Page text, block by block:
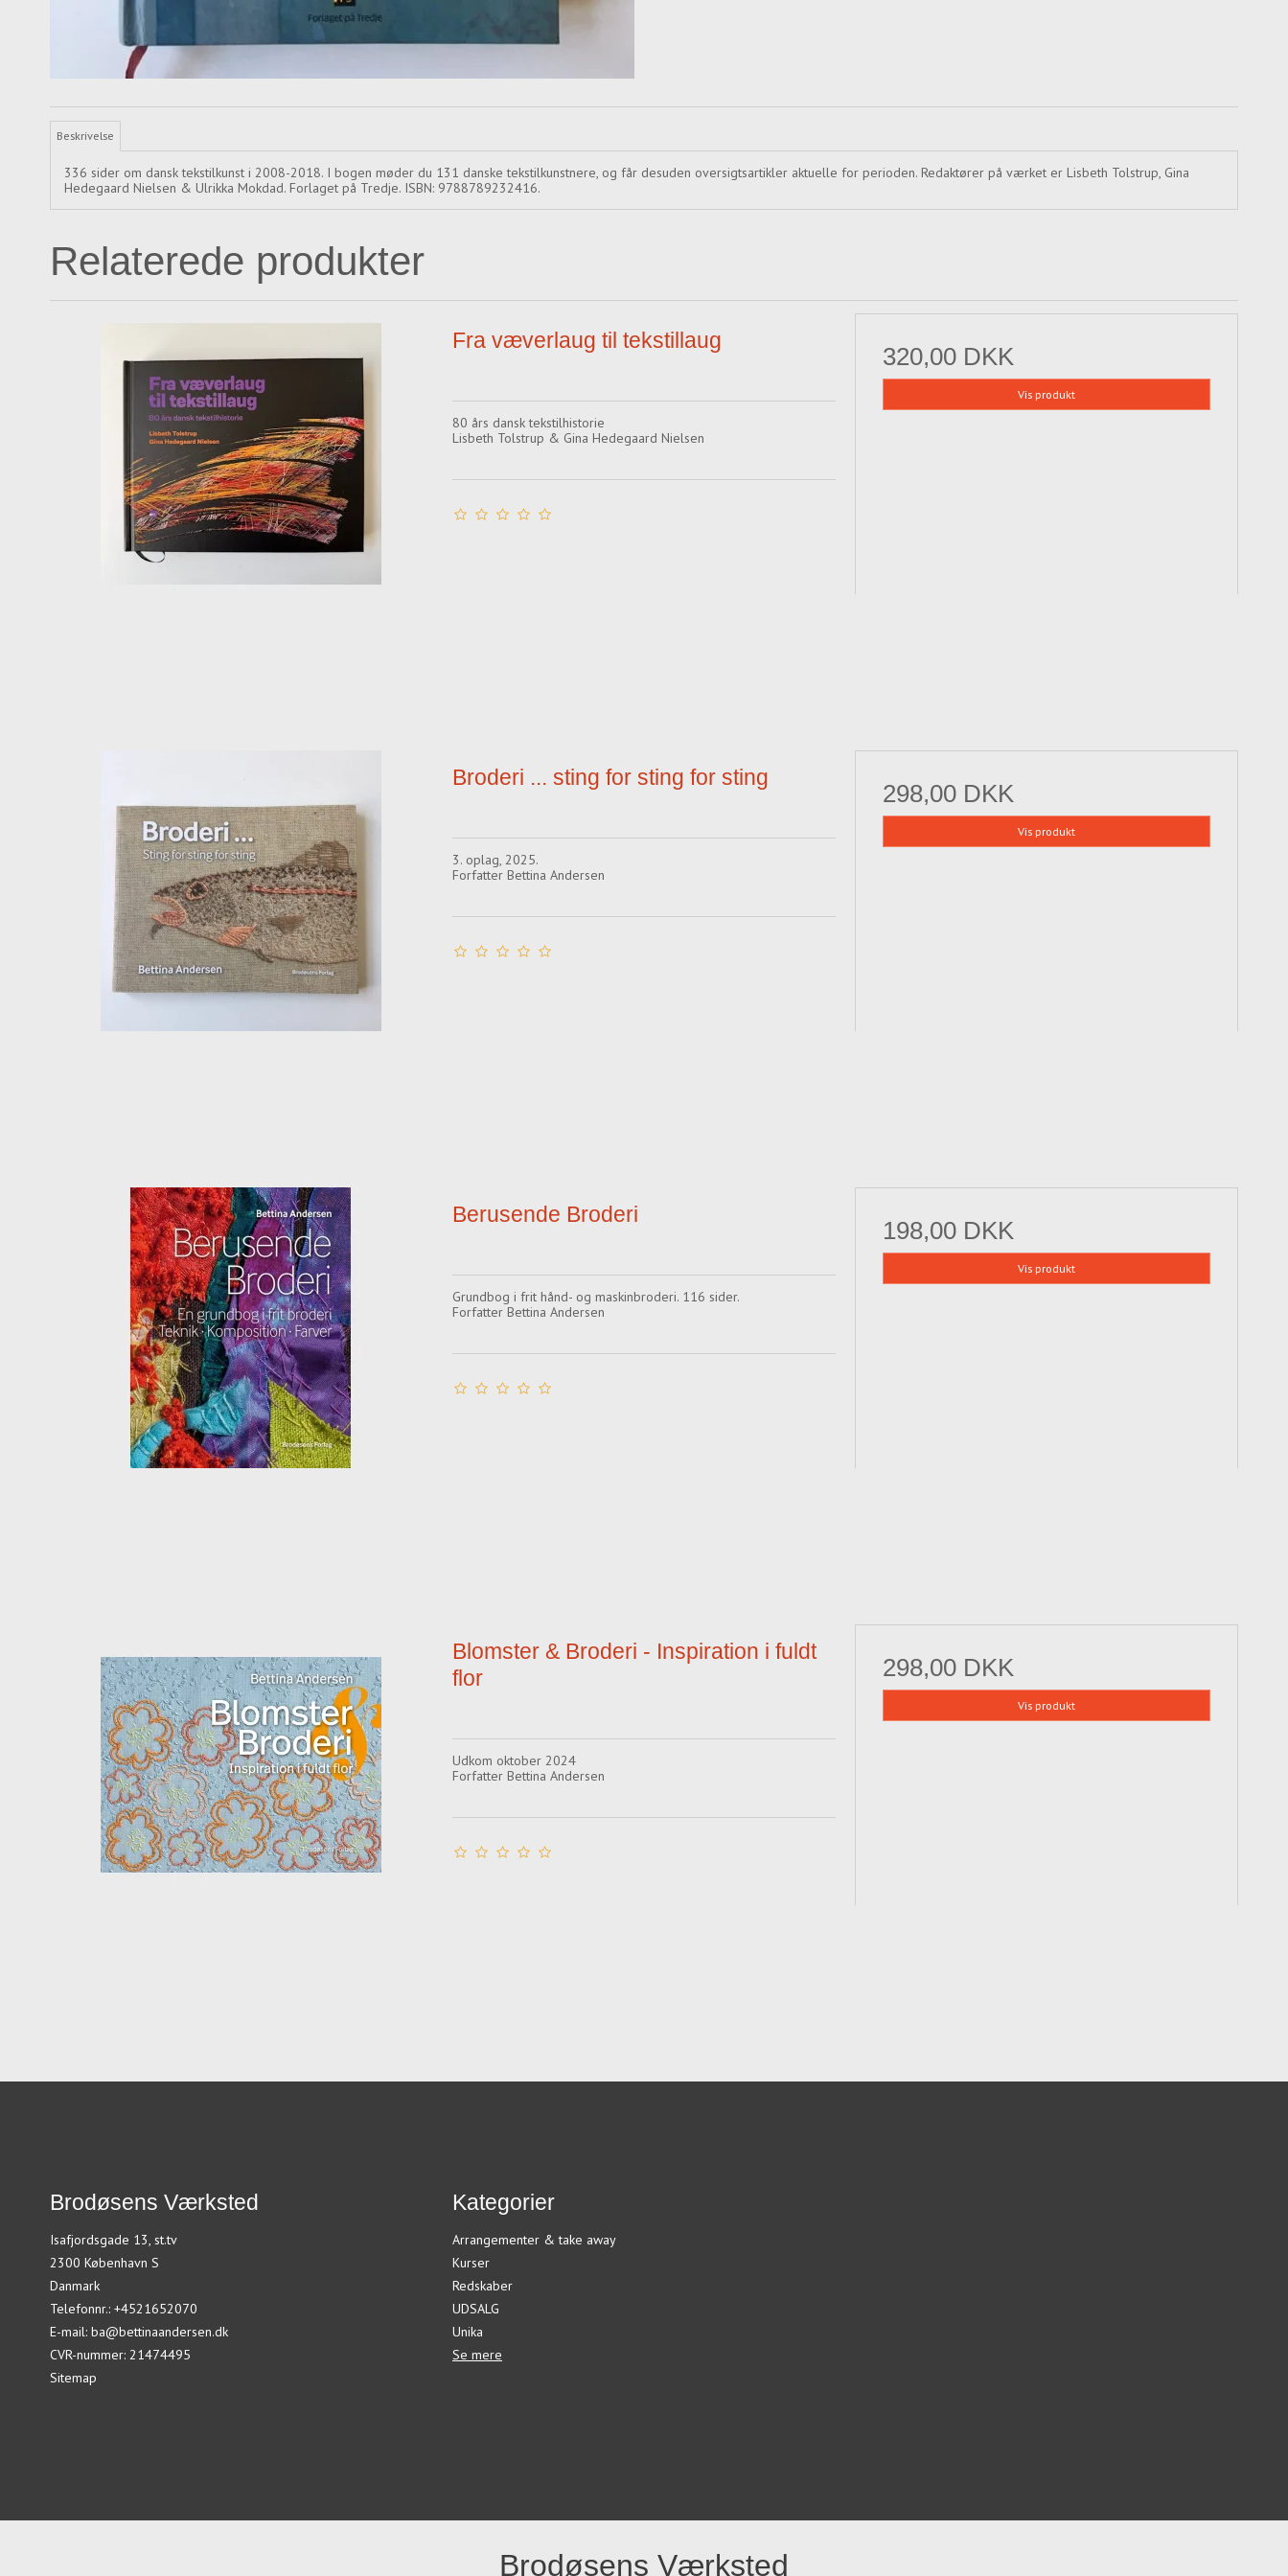
Beskrivelse
336 sider om dansk tekstilkunst i 2008-2018. I bogen møder du 131 danske tekstilkunstnere, og får desuden oversigtsartikler aktuelle for perioden. Redaktører på værket er Lisbeth Tolstrup, Gina
Hedegaard Nielsen & Ulrikka Mokdad. Forlaget på Tredje. ISBN: 9788789232416.
Relaterede produkter
Fra væverlaug til tekstillaug
80 års dansk tekstilhistorie
Lisbeth Tolstrup & Gina Hedegaard Nielsen
320,00 DKK
Vis produkt
Broderi ... sting for sting for sting
3. oplag, 2025.
Forfatter Bettina Andersen
298,00 DKK
Vis produkt
Berusende Broderi
Grundbog i frit hånd- og maskinbroderi. 116 sider.
Forfatter Bettina Andersen
198,00 DKK
Vis produkt
Blomster & Broderi - Inspiration i fuldt
flor
Udkom oktober 2024
Forfatter Bettina Andersen
298,00 DKK
Vis produkt
Brodøsens Værksted
Isafjordsgade 13, st.tv
2300 København S
Danmark
Telefonnr.: +4521652070
E-mail: ba@bettinaandersen.dk
CVR-nummer: 21474495
Sitemap
Kategorier
Arrangementer & take away
Kurser
Redskaber
UDSALG
Unika
Se mere
Brodøsens Værksted